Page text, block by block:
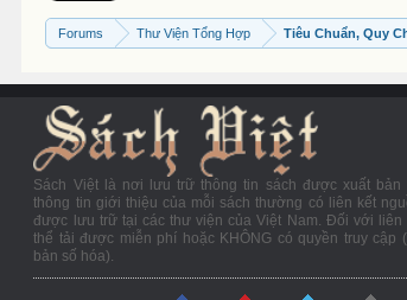
Forums Thư Viện Tổng Hợp Tiêu Chuẩn, Quy
Sách Việt là nơi lưu trữ thông tin sách được xuất bản
thông tin giới thiệu của mỗi sách thường có liên kết
được lưu trữ tại các thư viện của Việt Nam. Đối với liên
thể tải được miễn phí hoặc KHÔNG có quyền truy cập
bản số hóa).